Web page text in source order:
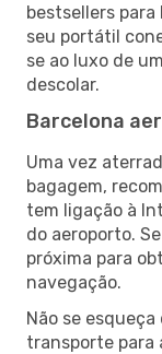
bestsellers
seu portátil
se ao luxo de
descolar.
Barcelona
Uma vez
bagagem,
tem ligação à
do aeroporto.
próxima para
navegação.
Não se
transporte para